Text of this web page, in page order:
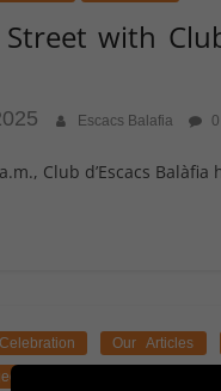
with
Escacs Balafia
Club d’Escacs
Our Articles